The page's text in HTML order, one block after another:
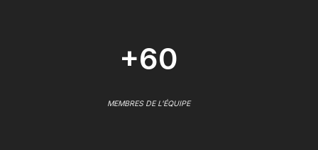
+60
MEMBRES DE L'ÉQUIPE